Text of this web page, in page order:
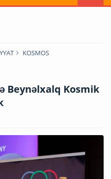
KOSMOS
Beynəlxalq Kosmik